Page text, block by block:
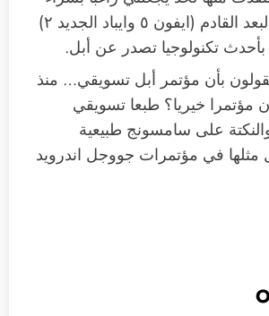
الجيل البعد القادم (ايفون ٥ وايباد الجديد ٢)
بأحدث تكنولوجيا تصدر عن أبل.
بأن مؤتمر أبل تسويقي… منذ
مؤتمرا خيريا؟ طبعا تسويقي
على سامسونج طبيعية
في مؤتمرات جووجل اندرويد